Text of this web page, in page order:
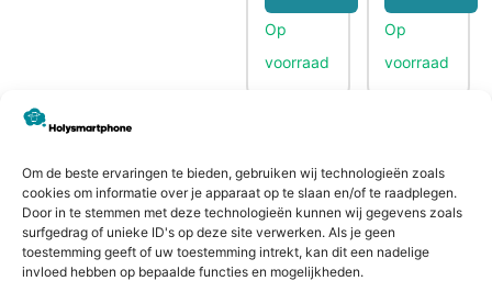
Om de beste ervaringen te bieden, gebruiken wij technologieën zoals
cookies om informatie over je apparaat op te slaan en/of te raadplegen.
Door in te stemmen met deze technologieën kunnen wij gegevens zoals
surfgedrag of unieke ID's op deze site verwerken. Als je geen
toestemming geeft of uw toestemming intrekt, kan dit een nadelige
invloed hebben op bepaalde functies en mogelijkheden.
Heiligeweg 43A
1561 DE, Krommenie
075 641 5169
info@holysmartphone.nl